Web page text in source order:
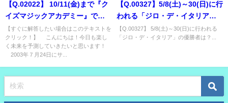
【Q.02022】 10/11(金)まで『ク
イズマジックアカデミー』で行
われているランキング検定「プ
ロ野球」。ランキング終了まで
に、公式サイトに掲載される
の人数は？
【すぐに解答したい場合はこのテキストを
クリック！】 こんにちは！今日も楽し
く未来を予測していきたいと思います！
2003年７月24日にサ...
【Q.00327】5/8(土)～30(日)に行
われる「ジロ・デ・イタリア」
の優勝者は？
【Q.00327】 5/8(土)～30(日)に行われる
「ジロ・デ・イタリア」の優勝者は？...